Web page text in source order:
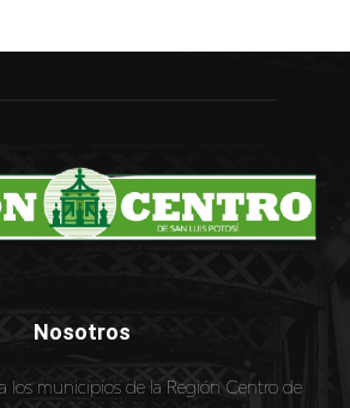
Nosotros
los municipios de la Región Centro de